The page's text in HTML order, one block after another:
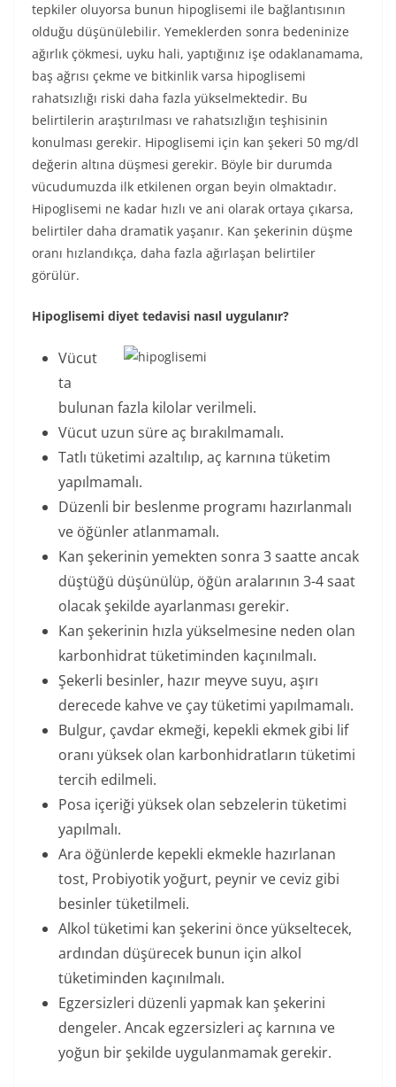
tepkiler oluyorsa bunun hipoglisemi ile bağlantısının
olduğu düşünülebilir. Yemeklerden sonra bedeninize
ağırlık çökmesi, uyku hali, yaptığınız işe odaklanamama,
baş ağrısı çekme ve bitkinlik varsa hipoglisemi
rahatsızlığı riski daha fazla yükselmektedir. Bu
belirtilerin araştırılması ve rahatsızlığın teşhisinin
konulması gerekir. Hipoglisemi için kan şekeri 50 mg/dl
değerin altına düşmesi gerekir. Böyle bir durumda
vücudumuzda ilk etkilenen organ beyin olmaktadır.
Hipoglisemi ne kadar hızlı ve ani olarak ortaya çıkarsa,
belirtiler daha dramatik yaşanır. Kan şekerinin düşme
oranı hızlandıkça, daha fazla ağırlaşan belirtiler
görülür.
Hipoglisemi diyet tedavisi nasıl uygulanır?
Vücut
ta
bulunan fazla kilolar verilmeli.
Vücut uzun süre aç bırakılmamalı.
Tatlı tüketimi azaltılıp, aç karnına tüketim
yapılmamalı.
Düzenli bir beslenme programı hazırlanmalı
ve öğünler atlanmamalı.
Kan şekerinin yemekten sonra 3 saatte ancak
düştüğü düşünülüp, öğün aralarının 3-4 saat
olacak şekilde ayarlanması gerekir.
Kan şekerinin hızla yükselmesine neden olan
karbonhidrat tüketiminden kaçınılmalı.
Şekerli besinler, hazır meyve suyu, aşırı
derecede kahve ve çay tüketimi yapılmamalı.
Bulgur, çavdar ekmeği, kepekli ekmek gibi lif
oranı yüksek olan karbonhidratların tüketimi
tercih edilmeli.
Posa içeriği yüksek olan sebzelerin tüketimi
yapılmalı.
Ara öğünlerde kepekli ekmekle hazırlanan
tost, Probiyotik yoğurt, peynir ve ceviz gibi
besinler tüketilmeli.
Alkol tüketimi kan şekerini önce yükseltecek,
ardından düşürecek bunun için alkol
tüketiminden kaçınılmalı.
Egzersizleri düzenli yapmak kan şekerini
dengeler. Ancak egzersizleri aç karnına ve
yoğun bir şekilde uygulanmamak gerekir.